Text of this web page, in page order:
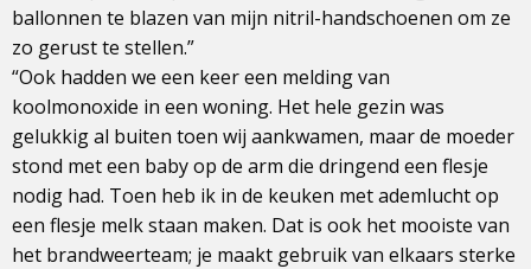
ballonnen te blazen van mijn nitril-handschoenen om ze
zo gerust te stellen.”
“Ook hadden we een keer een melding van
koolmonoxide in een woning. Het hele gezin was
gelukkig al buiten toen wij aankwamen, maar de moeder
stond met een baby op de arm die dringend een flesje
nodig had. Toen heb ik in de keuken met ademlucht op
een flesje melk staan maken. Dat is ook het mooiste van
het brandweerteam; je maakt gebruik van elkaars sterke